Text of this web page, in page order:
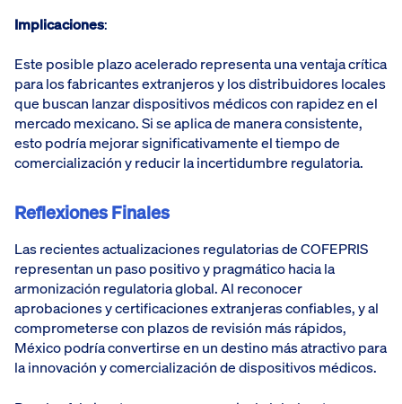
Implicaciones:
Este posible plazo acelerado representa una ventaja crítica
para los fabricantes extranjeros y los distribuidores locales
que buscan lanzar dispositivos médicos con rapidez en el
mercado mexicano. Si se aplica de manera consistente,
esto podría mejorar significativamente el tiempo de
comercialización y reducir la incertidumbre regulatoria.
Reflexiones Finales
Las recientes actualizaciones regulatorias de COFEPRIS
representan un paso positivo y pragmático hacia la
armonización regulatoria global. Al reconocer
aprobaciones y certificaciones extranjeras confiables, y al
comprometerse con plazos de revisión más rápidos,
México podría convertirse en un destino más atractivo para
la innovación y comercialización de dispositivos médicos.